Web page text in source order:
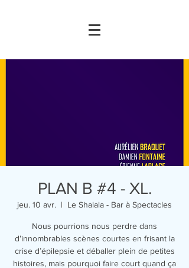
PLAN B #4 - XL.
jeu. 10 avr.
  |
Le Shalala - Bar à Spectacles
Nous pourrions nous perdre dans
d’innombrables scènes courtes en frisant la
crise d’épilepsie et déballer plein de petites
histoires, mais pourquoi faire court quand ça